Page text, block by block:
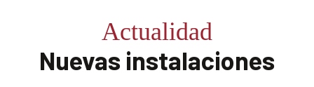
Actualidad
Nuevas instalaciones